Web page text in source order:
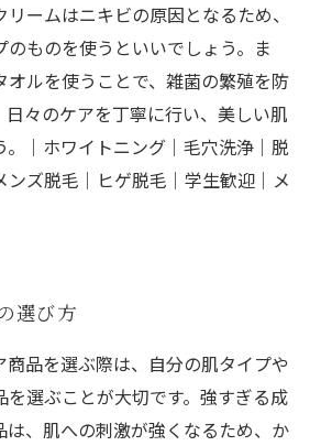
ームはニキビの原因となるため、
のものを使うといいでしょう。ま
オルを使うことで、雑菌の繁殖を防
日々のケアを丁寧に行い、美しい肌
。｜ホワイトニング｜毛穴洗浄｜脱
ズ脱毛｜ヒゲ脱毛｜学生歓迎｜メ
選び方
商品を選ぶ際は、自分の肌タイプや
選ぶことが大切です。強すぎる成
は、肌への刺激が強くなるため、か